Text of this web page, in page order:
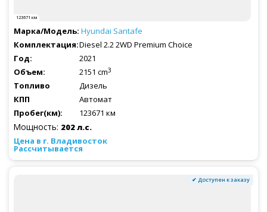
123671 км
Hyundai Santafe
Diesel 2.2 2WD Premium Choice
2021
2151 cm3
Дизель
Автомат
123671 км
Мощность: 202 л.с.
Рассчитывается
✔ Доступен к заказу